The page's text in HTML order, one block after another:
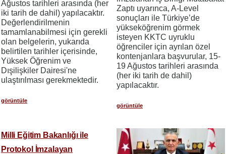
Ağustos tarihleri arasında (her
iki tarih de dahil) yapılacaktır.
Değerlendirilmenin
tamamlanabilmesi için gerekli
olan belgelerin, yukarıda
belirtilen tarihler içerisinde,
Yüksek Öğrenim ve
Dışilişkiler Dairesi'ne
ulaştırılması gerekmektedir.
görüntüle
Zaptı uyarınca, A-Level
sonuçları ile Türkiye’de
yükseköğrenim görmek
isteyen KKTC uyruklu
öğrenciler için ayrılan özel
kontenjanlara başvurular, 15-
19 Ağustos tarihleri arasında
(her iki tarih de dahil)
yapılacaktır.
görüntüle
Milli Eğitim Bakanlığı ile
Protokol İmzalayan